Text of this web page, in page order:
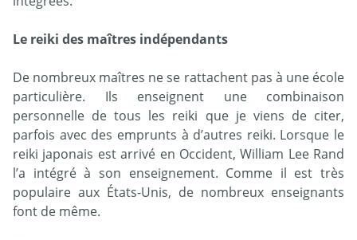
Le reiki des maîtres indépendants
De nombreux maîtres ne se rattachent pas à une école
particulière. Ils enseignent une combinaison
personnelle de tous les reiki que je viens de citer,
parfois avec des emprunts à d’autres reiki. Lorsque le
reiki japonais est arrivé en Occident, William Lee Rand
l’a intégré à son enseignement. Comme il est très
populaire aux États-Unis, de nombreux enseignants
font de même.